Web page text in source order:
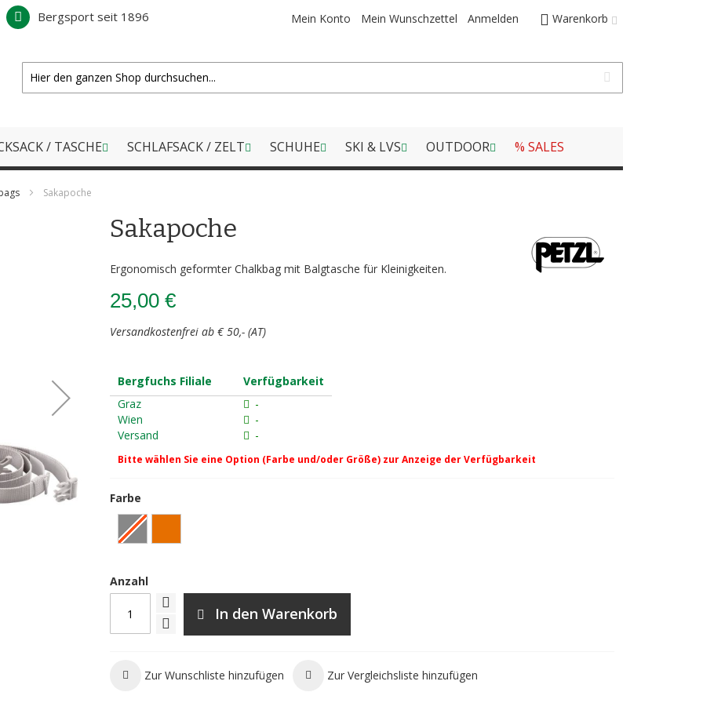
Warenkorb
Mein Konto Mein Wunschzettel Anmelden
Bergsport seit 1896
/ TASCHE SCHLAFSACK / ZELT SCHUHE SKI & LVS OUTDOOR % SALES
Sakapoche
Sakapoche
Ergonomisch geformter Chalkbag mit Balgtasche für Kleinigkeiten.
25,00 €
Versandkostenfrei ab € 50,- (AT)
Bergfuchs Filiale
Verfügbarkeit
Graz
-
Wien
-
Versand
-
Bitte wählen Sie eine Option (Farbe und/oder Größe) zur Anzeige der Verfügbarkeit
Farbe
Anzahl
In den Warenkorb
Zur Wunschliste hinzufügen Zur Vergleichsliste hinzufügen